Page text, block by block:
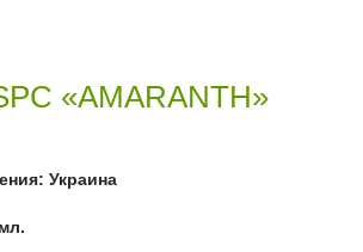
«AMARANTH»
Украина